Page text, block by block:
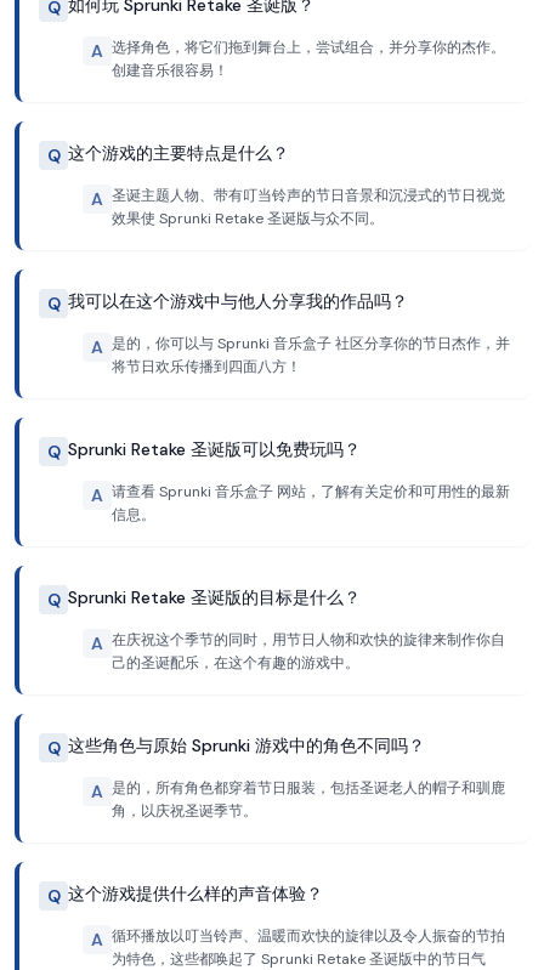
Q 如何玩 Sprunki Retake 圣诞版？
A 选择角色，将它们拖到舞台上，尝试组合，并分享你的杰作。
创建音乐很容易！
Q 这个游戏的主要特点是什么？
A 圣诞主题人物、带有叮当铃声的节日音景和沉浸式的节日视觉
效果使 Sprunki Retake 圣诞版与众不同。
Q 我可以在这个游戏中与他人分享我的作品吗？
A 是的，你可以与 Sprunki 音乐盒子 社区分享你的节日杰作，并
将节日欢乐传播到四面八方！
Q Sprunki Retake 圣诞版可以免费玩吗？
A 请查看 Sprunki 音乐盒子 网站，了解有关定价和可用性的最新
信息。
Q Sprunki Retake 圣诞版的目标是什么？
A 在庆祝这个季节的同时，用节日人物和欢快的旋律来制作你自
己的圣诞配乐，在这个有趣的游戏中。
Q 这些角色与原始 Sprunki 游戏中的角色不同吗？
A 是的，所有角色都穿着节日服装，包括圣诞老人的帽子和驯鹿
角，以庆祝圣诞季节。
Q 这个游戏提供什么样的声音体验？
A 循环播放以叮当铃声、温暖而欢快的旋律以及令人振奋的节拍
为特色，这些都唤起了 Sprunki Retake 圣诞版中的节日气